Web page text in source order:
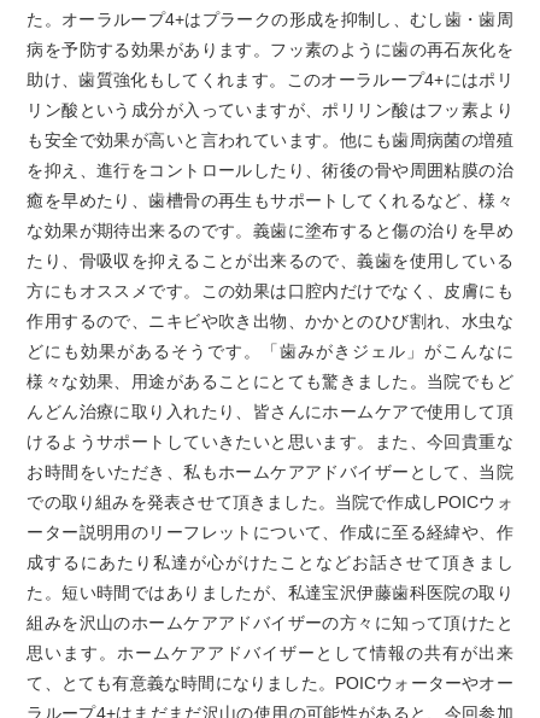
た。オーラループ4+はプラークの形成を抑制し、むし歯・歯周
病を予防する効果があります。フッ素のように歯の再石灰化を
助け、歯質強化もしてくれます。このオーラループ4+にはポリ
リン酸という成分が入っていますが、ポリリン酸はフッ素より
も安全で効果が高いと言われています。他にも歯周病菌の増殖
を抑え、進行をコントロールしたり、術後の骨や周囲粘膜の治
癒を早めたり、歯槽骨の再生もサポートしてくれるなど、様々
な効果が期待出来るのです。義歯に塗布すると傷の治りを早め
たり、骨吸収を抑えることが出来るので、義歯を使用している
方にもオススメです。この効果は口腔内だけでなく、皮膚にも
作用するので、ニキビや吹き出物、かかとのひび割れ、水虫な
どにも効果があるそうです。「歯みがきジェル」がこんなに
様々な効果、用途があることにとても驚きました。当院でもど
んどん治療に取り入れたり、皆さんにホームケアで使用して頂
けるようサポートしていきたいと思います。また、今回貴重な
お時間をいただき、私もホームケアアドバイザーとして、当院
での取り組みを発表させて頂きました。当院で作成しPOICウォ
ーター説明用のリーフレットについて、作成に至る経緯や、作
成するにあたり私達が心がけたことなどお話させて頂きまし
た。短い時間ではありましたが、私達宝沢伊藤歯科医院の取り
組みを沢山のホームケアアドバイザーの方々に知って頂けたと
思います。ホームケアアドバイザーとして情報の共有が出来
て、とても有意義な時間になりました。POICウォーターやオー
ラループ4+はまだまだ沢山の使用の可能性があると、今回参加